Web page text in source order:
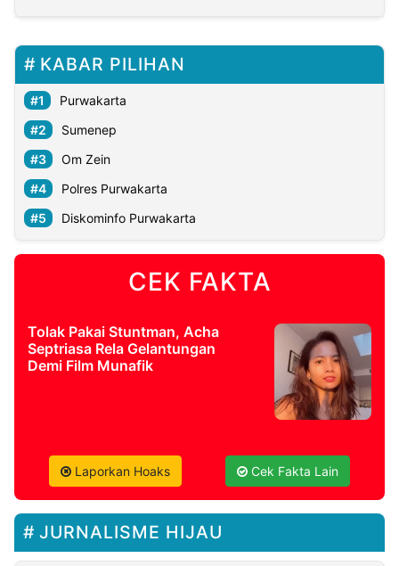
KABAR PILIHAN
Purwakarta
Sumenep
Om Zein
Polres Purwakarta
Diskominfo Purwakarta
CEK FAKTA
Tolak Pakai Stuntman, Acha
Septriasa Rela Gelantungan
Demi Film Munafik
Laporkan Hoaks Cek Fakta Lain
JURNALISME HIJAU